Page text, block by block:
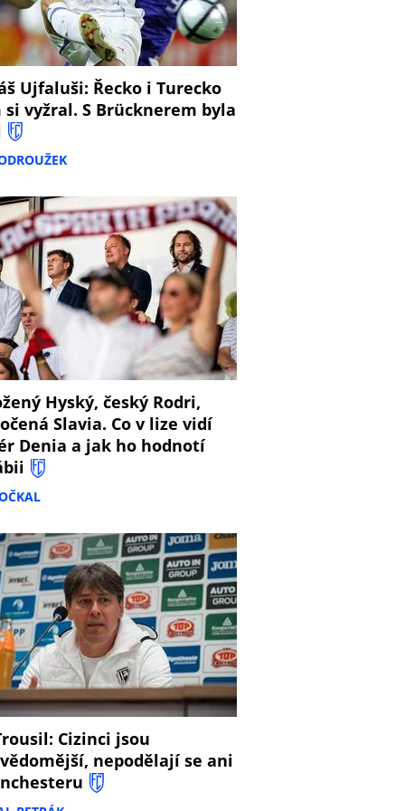
Ujfaluši: Řecko i Turecko
si vyžral. S Brücknerem byla
Hyský, český Rodri,
Slavia. Co v lize vidí
Denia a jak ho hodnotí
Cizinci jsou
nepodělají se ani